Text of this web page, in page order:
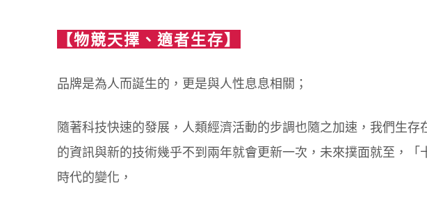
【物競天擇、適者生存】
品牌是為人而誕生的，更是與人性息息相關；
隨著科技快速的發展，人類經濟活動的步調也隨之加速，我們生
的資訊與新的技術幾乎不到兩年就會更新一次，未來撲面就至，「
時代的變化，